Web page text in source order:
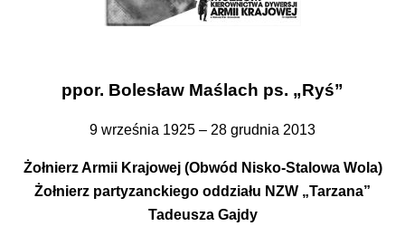
ppor. Bolesław Maślach ps. „Ryś”
9 września 1925 – 28 grudnia 2013
Żołnierz Armii Krajowej (Obwód Nisko-Stalowa Wola)
Żołnierz partyzanckiego oddziału NZW „Tarzana”
Tadeusza Gajdy